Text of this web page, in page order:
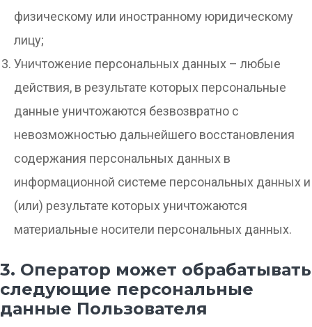
физическому или иностранному юридическому
лицу;
Уничтожение персональных данных – любые
действия, в результате которых персональные
данные уничтожаются безвозвратно с
невозможностью дальнейшего восстановления
содержания персональных данных в
информационной системе персональных данных и
(или) результате которых уничтожаются
материальные носители персональных данных.
3. Оператор может обрабатывать
следующие персональные
данные Пользователя